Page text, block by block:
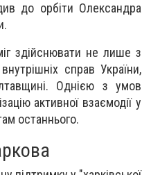
до орбіти Олександра
здійснювати не лише з
справ України,
Однією з умов
активної взаємодії у
останнього.